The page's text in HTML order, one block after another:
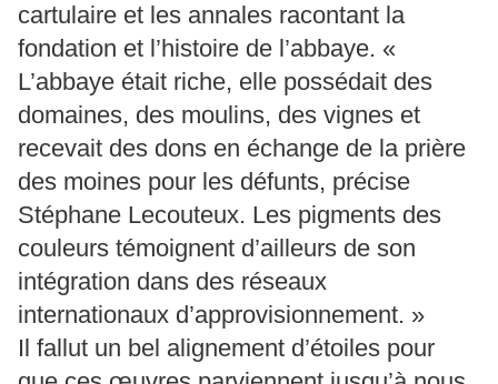
cartulaire et les annales racontant la
fondation et l’histoire de l’abbaye. «
L’abbaye était riche, elle possédait des
domaines, des moulins, des vignes et
recevait des dons en échange de la prière
des moines pour les défunts, précise
Stéphane Lecouteux. Les pigments des
couleurs témoignent d’ailleurs de son
intégration dans des réseaux
internationaux d’approvisionnement. »
Il fallut un bel alignement d’étoiles pour